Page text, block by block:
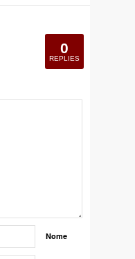
0
REPLIES
Nome